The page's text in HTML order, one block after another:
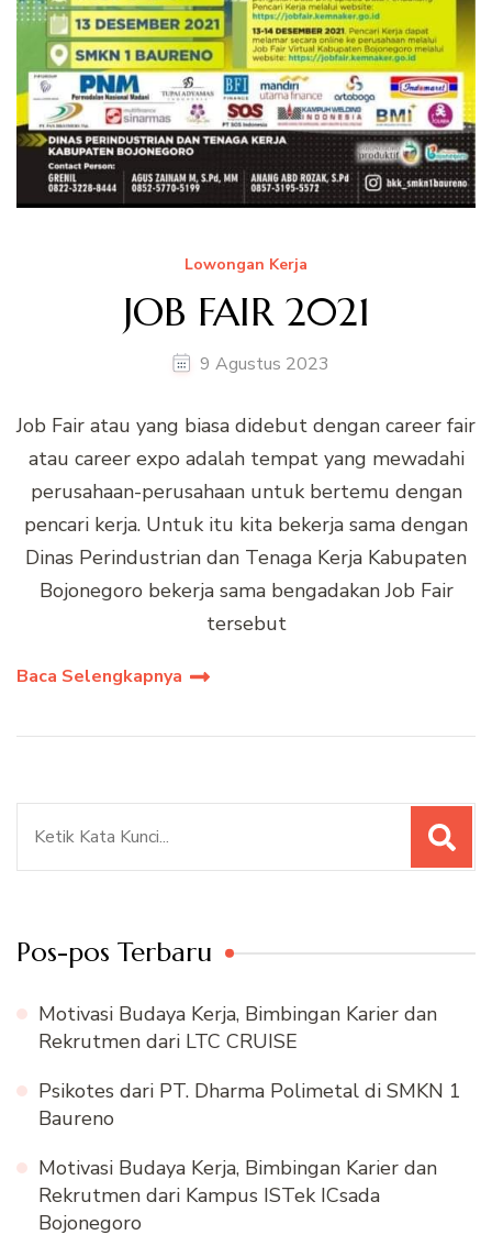
Lowongan Kerja
JOB FAIR 2021
9 Agustus 2023
Job Fair atau yang biasa didebut dengan career fair
atau career expo adalah tempat yang mewadahi
perusahaan-perusahaan untuk bertemu dengan
pencari kerja. Untuk itu kita bekerja sama dengan
Dinas Perindustrian dan Tenaga Kerja Kabupaten
Bojonegoro bekerja sama bengadakan Job Fair
tersebut
Baca Selengkapnya
Pos-pos Terbaru
Motivasi Budaya Kerja, Bimbingan Karier dan
Rekrutmen dari LTC CRUISE
Psikotes dari PT. Dharma Polimetal di SMKN 1
Baureno
Motivasi Budaya Kerja, Bimbingan Karier dan
Rekrutmen dari Kampus ISTek ICsada
Bojonegoro